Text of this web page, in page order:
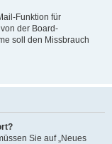
Funktion für
der Board-
soll den Missbrauch
Sie auf „Neues